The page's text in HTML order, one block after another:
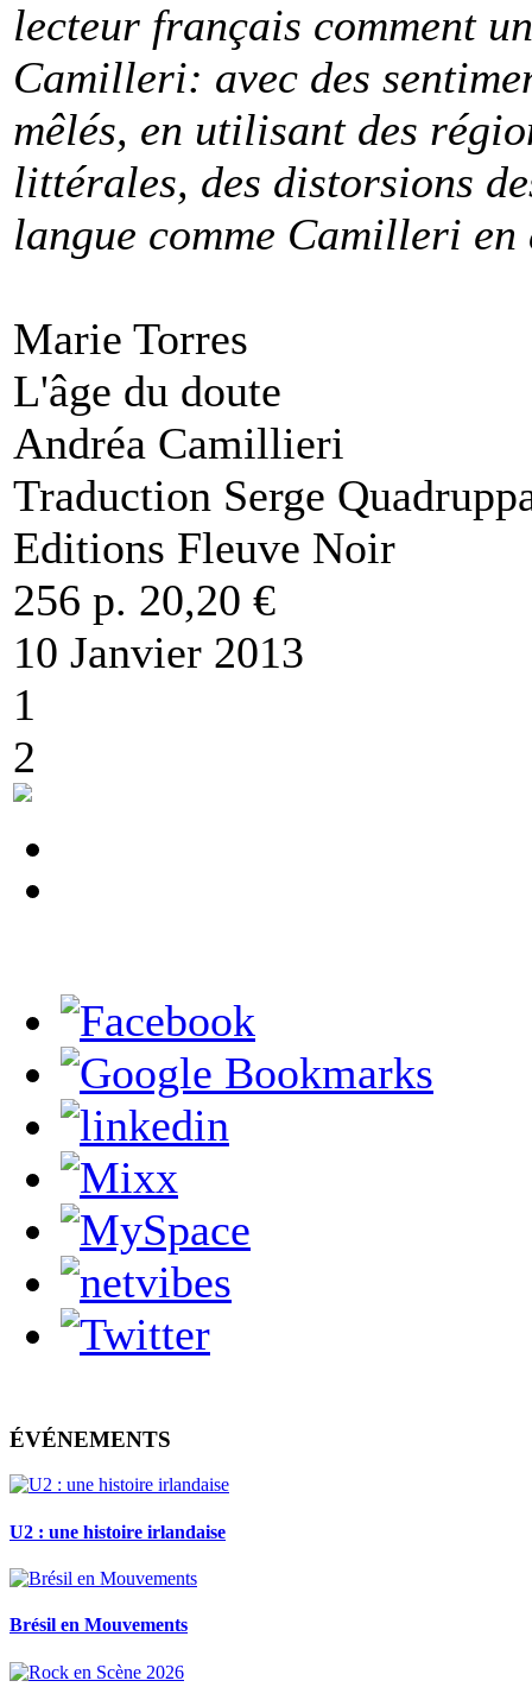
lecteur français comment
Camilleri: avec des
mêlés, en utilisant des
littérales, des distorsions
langue comme Camilleri en
Marie Torres
L'âge du doute
Andréa Camillieri
Traduction Serge
Editions Fleuve Noir
256 p. 20,20 €
10 Janvier 2013
1
2
ÉVÉNEMENTS
U2 : une histoire irlandaise
Brésil en Mouvements